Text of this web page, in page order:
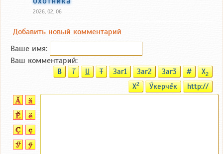
2026, 02, 06
Добавить новый комментарий
Ваше имя:
Ваш комментарий:
B T U T Заг1 Заг2 Заг3 # X2
X2 Ӳкерчĕк http://